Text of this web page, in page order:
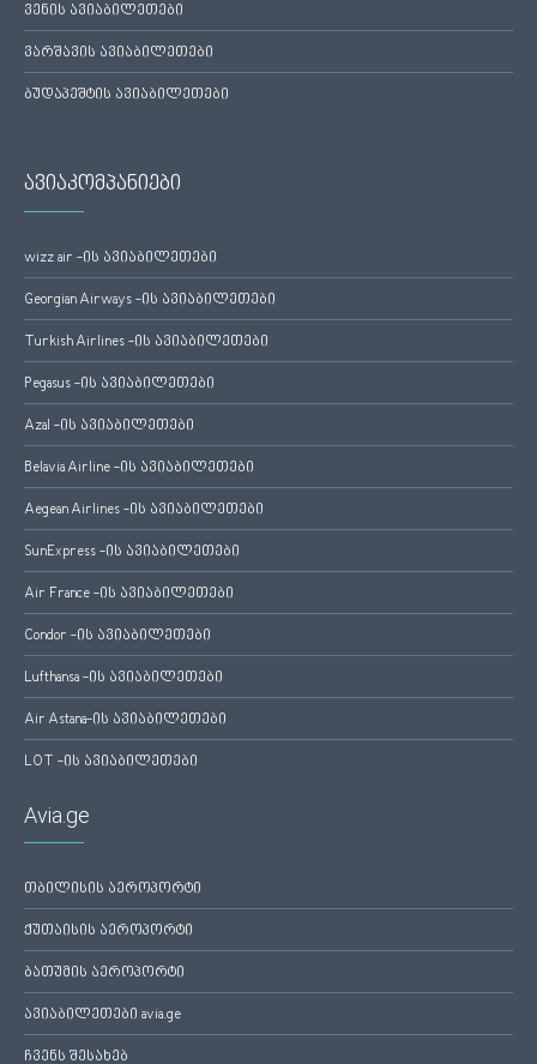
ვენის ავიაბილეთები
ვარშავის ავიაბილეთები
ბუდაპეშტის ავიაბილეთები
ავიაკომპანიები
wizz air -ის ავიაბილეთები
Georgian Airways -ის ავიაბილეთები
Turkish Airlines -ის ავიაბილეთები
Pegasus -ის ავიაბილეთები
Azal -ის ავიაბილეთები
Belavia Airline -ის ავიაბილეთები
Aegean Airlines -ის ავიაბილეთები
SunExpress -ის ავიაბილეთები
Air France -ის ავიაბილეთები
Condor -ის ავიაბილეთები
Lufthansa -ის ავიაბილეთები
Air Astana-ის ავიაბილეთები
LOT -ის ავიაბილეთები
Avia.ge
თბილისის აეროპორტი
ქუთაისის აეროპორტი
ბათუმის აეროპორტი
ავიაბილეთები avia.ge
ჩვენს შესახებ